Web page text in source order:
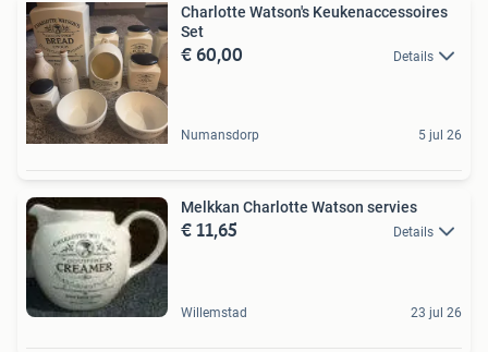
Charlotte Watson's Keukenaccessoires
Set
€ 60,00 Details
Numansdorp 5 jul 26
Melkkan Charlotte Watson servies
€ 11,65 Details
Willemstad 23 jul 26